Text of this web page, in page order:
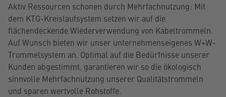
Aktiv Ressourcen schonen durch Mehrfachnutzung: Mit
dem KTG-Kreislaufsystem setzen wir auf die
flächendeckende Wiederverwendung von Kabeltrommeln.
Auf Wunsch bieten wir unser unternehmenseigenes W+W-
Trommelsystem an. Optimal auf die Bedürfnisse unserer
Kunden abgestimmt, garantieren wir so die ökologisch
sinnvolle Mehrfachnutzung unserer Qualitätstrommeln
und sparen wertvolle Rohstoffe.